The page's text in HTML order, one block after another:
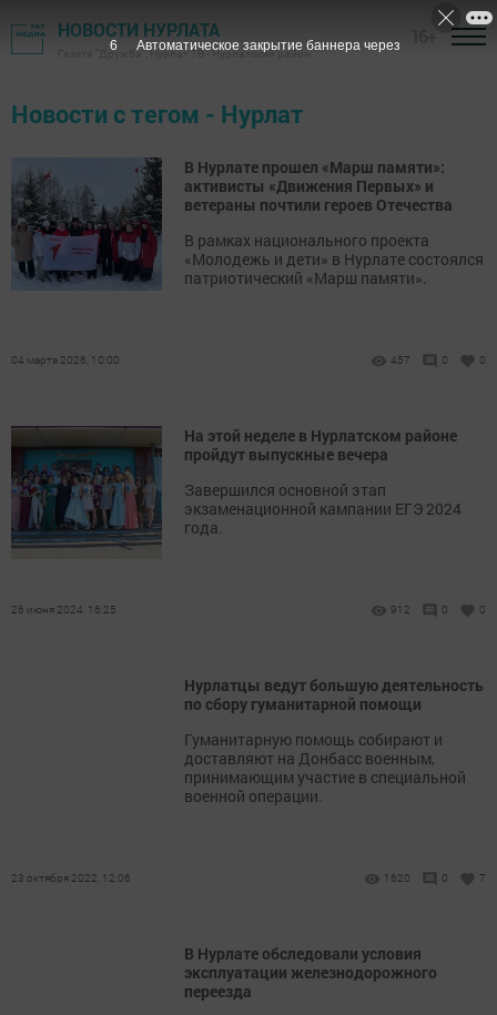
НОВОСТИ НУРЛАТА
Газета "Дружба", Нурлат ТВ - Нурлатский район
Новости с тегом - Нурлат
В Нурлате прошел «Марш памяти»:
активисты «Движения Первых» и
ветераны почтили героев Отечества
В рамках национального проекта
«Молодежь и дети» в Нурлате состоялся
патриотический «Марш памяти».
04 марта 2026, 10:00 457 0 0
На этой неделе в Нурлатском районе
пройдут выпускные вечера
Завершился основной этап
экзаменационной кампании ЕГЭ 2024
года.
26 июня 2024, 16:25 912 0 0
Нурлатцы ведут большую деятельность
по сбору гуманитарной помощи
Гуманитарную помощь собирают и
доставляют на Донбасс военным,
принимающим участие в специальной
военной операции.
23 октября 2022, 12:06 1620 0 7
В Нурлате обследовали условия
эксплуатации железнодорожного
переезда
5 Автоматическое закрытие баннера через